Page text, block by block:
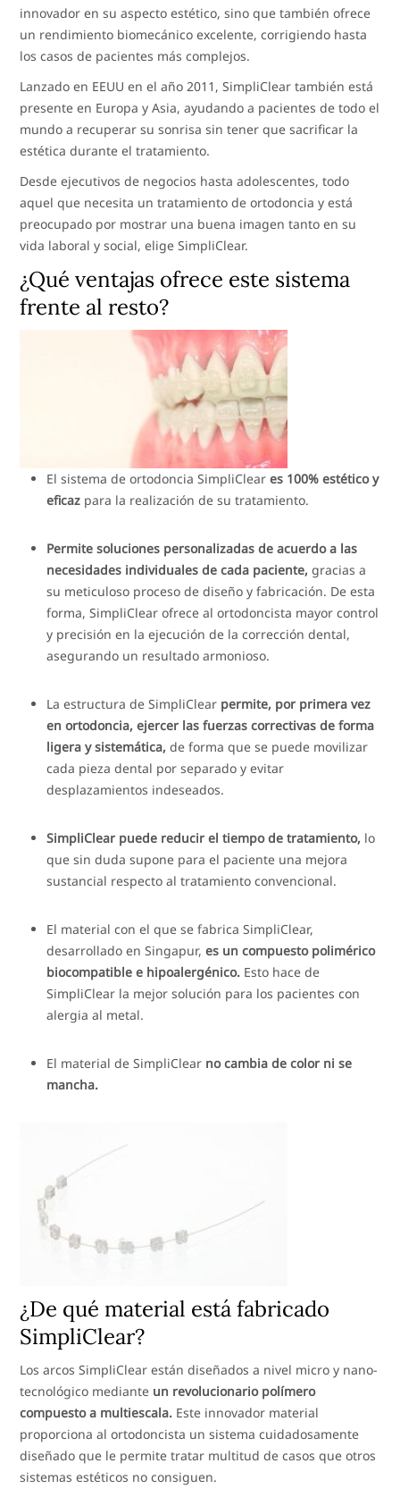
innovador en su aspecto estético, sino que también ofrece
un rendimiento biomecánico excelente, corrigiendo hasta
los casos de pacientes más complejos.
Lanzado en EEUU en el año 2011, SimpliClear también está
presente en Europa y Asia, ayudando a pacientes de todo el
mundo a recuperar su sonrisa sin tener que sacrificar la
estética durante el tratamiento.
Desde ejecutivos de negocios hasta adolescentes, todo
aquel que necesita un tratamiento de ortodoncia y está
preocupado por mostrar una buena imagen tanto en su
vida laboral y social, elige SimpliClear.
¿Qué ventajas ofrece este sistema
frente al resto?
El sistema de ortodoncia SimpliCleares 100% estético y
eficaz para la realización de su tratamiento.
Permite soluciones personalizadas de acuerdo a las
necesidades individuales de cada paciente, gracias a
su meticuloso proceso de diseño y fabricación. De esta
forma, SimpliClear ofrece al ortodoncista mayor control
y precisión en la ejecución de la corrección dental,
asegurando un resultado armonioso.
La estructura de SimpliClear permite, por primera vez
en ortodoncia, ejercer las fuerzas correctivas de forma
ligera y sistemática, de forma que se puede movilizar
cada pieza dental por separado y evitar
desplazamientos indeseados.
SimpliClear puede reducir el tiempo de tratamiento, lo
que sin duda supone para el paciente una mejora
sustancial respecto al tratamiento convencional.
El material con el que se fabrica SimpliClear,
desarrollado en Singapur,es un compuesto polimérico
biocompatible e hipoalergénico. Esto hace de
SimpliClear la mejor solución para los pacientes con
alergia al metal.
El material de SimpliClear no cambia de color ni se
mancha.
¿De qué material está fabricado
SimpliClear?
Los arcos SimpliClear están diseñados a nivel micro y nano-
tecnológico mediante un revolucionario polímero
compuesto a multiescala. Este innovador material
proporciona al ortodoncista un sistema cuidadosamente
diseñado que le permite tratar multitud de casos que otros
sistemas estéticos no consiguen.